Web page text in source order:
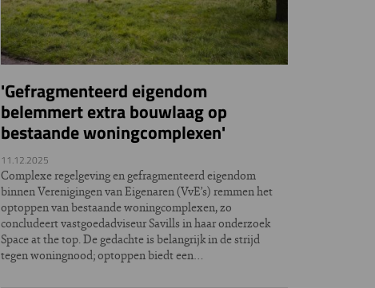
'Gefragmenteerd eigendom
belemmert extra bouwlaag op
bestaande woningcomplexen'
11.12.2025
Complexe regelgeving en gefragmenteerd eigendom
binnen Verenigingen van Eigenaren (VvE’s) remmen het
optoppen van bestaande woningcomplexen, zo
concludeert vastgoedadviseur Savills in haar onderzoek
Space at the top. De gedachte is belangrijk in de strijd
tegen woningnood; optoppen biedt een…